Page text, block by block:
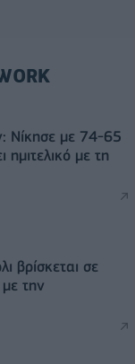
Νίκησε με 74-65
ημιτελικό με τη
βρίσκεται σε
την